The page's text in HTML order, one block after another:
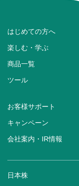
はじめての方へ
楽しむ・学ぶ
商品一覧
ツール
お客様サポート
キャンペーン
会社案内・IR情報
日本株